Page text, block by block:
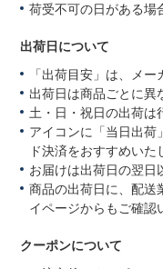
荷受不可の日がある場
出荷日について
「出荷目安」は、メ
出荷日は商品ごとに異
土・日・祝日の出荷は
アイコンに「当日出荷
ド決済をおすすめいた
お届けは出荷日の翌日
商品の出荷日に、配送
イページからもご確認
クーポンについて